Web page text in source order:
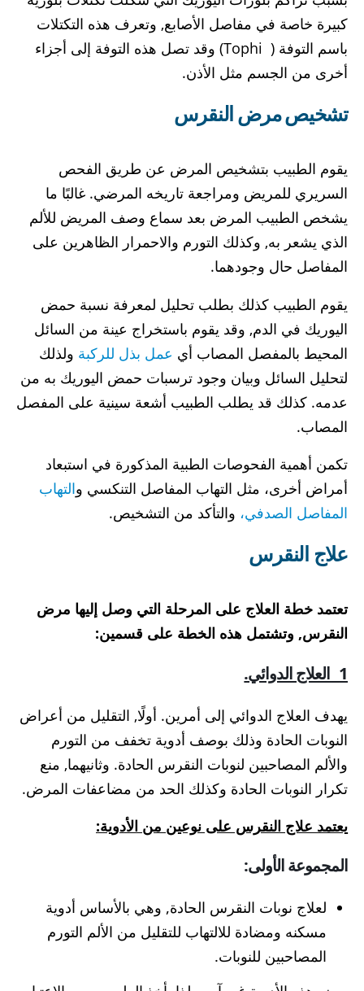
كبيرة خاصة في مفاصل الأصابع, وتعرف هذه التكتلات
باسم التوفة ( Tophi) وقد تصل هذه التوفة إلى أجزاء
أخرى من الجسم مثل الأذن.
تشخيص مرض النقرس
يقوم الطبيب بتشخيص المرض عن طريق الفحص
السريري للمريض ومراجعة تاريخه المرضي. غالبًا ما
يشخص الطبيب المرض بعد سماع وصف المريض للألم
الذي يشعر به, وكذلك التورم والاحمرار الظاهرين على
المفاصل حال وجودهما.
يقوم الطبيب كذلك بطلب تحليل لمعرفة نسبة حمض
اليوريك في الدم, وقد يقوم باستخراج عينة من السائل
المحيط بالمفصل المصاب أي عمل بذل للركبة ولذلك
لتحليل السائل وبيان وجود ترسبات حمض اليوريك به من
عدمه. كذلك قد يطلب الطبيب أشعة سينية على المفصل
المصاب.
تكمن أهمية الفحوصات الطبية المذكورة في استبعاد
أمراض أخرى، مثل التهاب المفاصل التنكسي والتهاب
المفاصل الصدفي، والتأكد من التشخيص.
علاج النقرس
تعتمد خطة العلاج على المرحلة التي وصل إليها مرض
النقرس, وتشتمل هذه الخطة على قسمين:
1_ العلاج الدوائي.
يهدف العلاج الدوائي إلى أمرين. أولًا, التقليل من أعراض
النوبات الحادة وذلك بوصف أدوية تخفف من التورم
والألم المصاحبين لنوبات النقرس الحادة. وثانيهما, منع
تكرار النوبات الحادة وكذلك الحد من مضاعفات المرض.
يعتمد علاج النقرس على نوعين من الأدوية:
المجموعة الأولى:
لعلاج نوبات النقرس الحادة, وهي بالأساس أدوية
مسكنه ومضادة للالتهاب للتقليل من الألم التورم
المصاحبين للنوبات.